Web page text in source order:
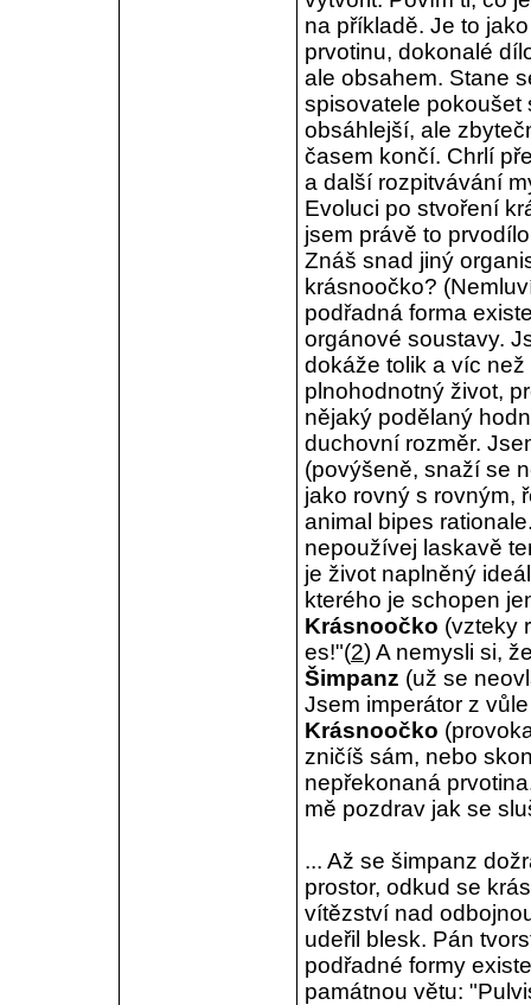
na příkladě. Je to
prvotinu, dokonalé
ale obsahem. Stane
spisovatele pokoušet
obsáhlejší, ale
časem končí. Chrlí
a další rozpitvávání
Evoluci po stvoření
jsem právě to
Znáš snad jiný
krásnoočko?
podřadná forma
orgánové soustavy.
dokáže tolik a víc
plnohodnotný život,
nějaký podělaný
duchovní rozměr.
(povýšeně, snaží se
jako rovný s rovným,
animal bipes
nepoužívej laskavě
je život naplněný
kterého je schopen
Krásnoočko (vzteky
es!"(2) A nemysli si,
Šimpanz (už se
Jsem imperátor z
Krásnoočko
zničíš sám, nebo
nepřekonaná
mě pozdrav jak se
... Až se šimpanz
prostor, odkud se
vítězství nad
udeřil blesk. Pán
podřadné formy
památnou větu: